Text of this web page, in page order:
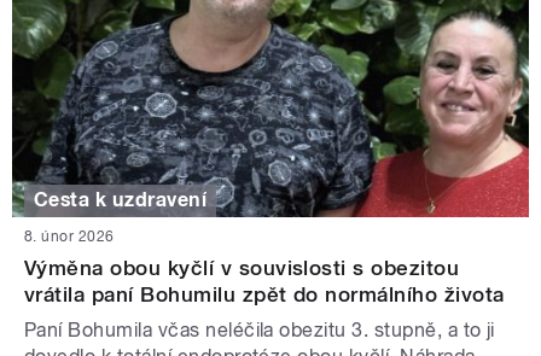
Cesta k uzdravení
8. únor 2026
Výměna obou kyčlí v souvislosti s obezitou
vrátila paní Bohumilu zpět do normálního života
Paní Bohumila včas neléčila obezitu 3. stupně, a to ji